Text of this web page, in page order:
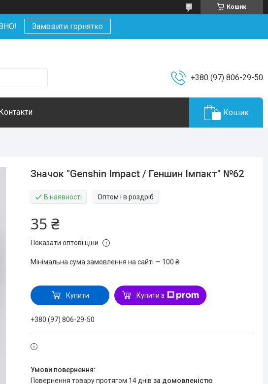
Кошик
Замовити горнятко
+380 (97) 806-29-50
Кошик
Значок "Genshin Impact / Геншин Імпакт" №62
В наявності Оптом і в роздріб
35 ₴
Показати оптові ціни
Мінімальна сума замовлення на сайті — 100 ₴
Купити Купити з
+380 (97) 806-29-50
повернення товару протягом 14 днів за домовленістю